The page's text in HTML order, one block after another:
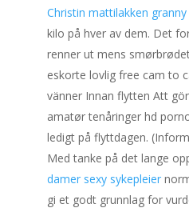
Christin mattilakken
kilo på hver av dem. Det
renner ut mens
eskorte lovlig free cam to
vänner Innan flytten Att
amatør tenåringer hd
ledigt på flyttdagen.
Med tanke på det lange
damer sexy sykepleier
gi et godt grunnlag for